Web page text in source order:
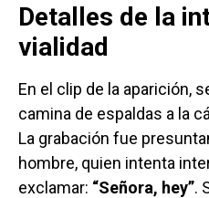
Detalles de la
vialidad
En el clip de la aparición,
camina de espaldas a la
La grabación fue
hombre, quien intenta
exclamar: “Señora, hey”.